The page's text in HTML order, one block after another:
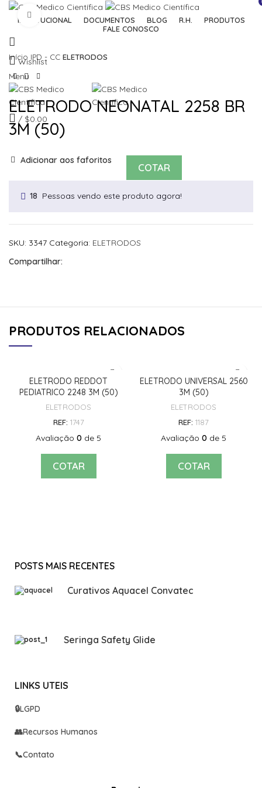
INSTITUCIONAL DOCUMENTOS BLOG R.H.
PRODUTOS
FALE CONOSCO
Wishlist
Menu
/ $0.00
Início IPD - CC ELETRODOS
ELETRODO NEONATAL 2258 BR
3M (50)
Adicionar aos faforitos
COTAR
18 Pessoas vendo este produto agora!
SKU: 3347 Categoria: ELETRODOS
Compartilhar:
PRODUTOS RELACIONADOS
ELETRODO REDDOT
PEDIATRICO 2248 3M (50)
ELETRODOS
REF: 1747
Avaliação 0 de 5
COTAR
ELETRODO UNIVERSAL 2560
3M (50)
ELETRODOS
REF: 1187
Avaliação 0 de 5
COTAR
POSTS MAIS RECENTES
Curativos Aquacel Convatec
Seringa Safety Glide
LINKS UTEIS
🔒LGPD
👥Recursos Humanos
📞Contato